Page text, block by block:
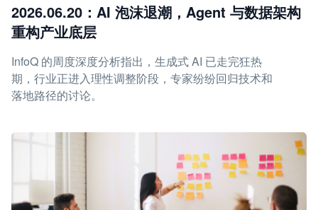
2026.06.20：AI 泡沫退潮，Agent 与数据架构
重构产业底层
InfoQ 的周度深度分析指出，生成式 AI 已走完狂热
期，行业正进入理性调整阶段，专家纷纷回归技术和
落地路径的讨论。